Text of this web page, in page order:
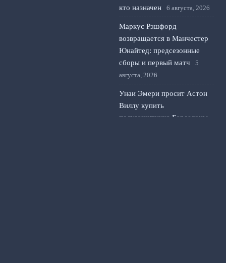
кто назначен
6 августа, 2026
Маркус Рэшфорд
возвращается в Манчестер
Юнайтед: предсезонные
сборы и первый матч
5
августа, 2026
Унаи Эмери просит Астон
Виллу купить
полузащитника Барселоны